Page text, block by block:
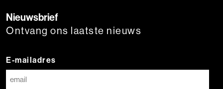
Nieuwsbrief
Ontvang ons laatste nieuws
E-mailadres